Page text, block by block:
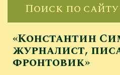
Поиск по сайту
«Константин
журналист,
фронтовик»